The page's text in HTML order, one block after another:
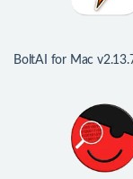
BoltAI for Mac v2.13.7